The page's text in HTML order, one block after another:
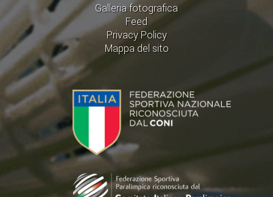
Galleria fotografica
Feed
Privacy Policy
Mappa del sito